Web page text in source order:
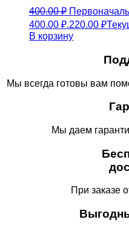
400.00₽
400.00 ₽.220.00 ₽
В корзину
Мы всегда готовы вам
Мы даем
При заказе